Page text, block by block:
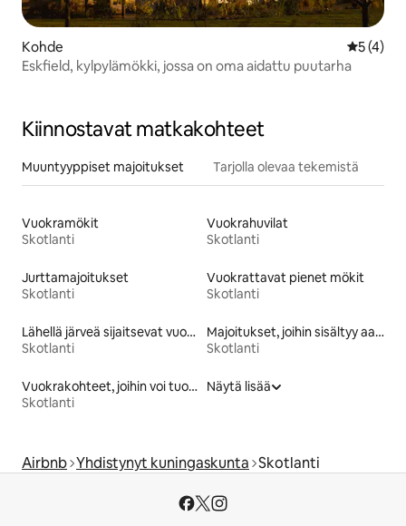
Kohde
5 (4)
Eskfield, kylpylämökki, jossa on oma aidattu puutarha
Kiinnostavat matkakohteet
Muuntyyppiset majoitukset Tarjolla olevaa tekemistä
Vuokramökit
Skotlanti
Vuokrahuvilat
Skotlanti
Jurttamajoitukset
Skotlanti
Vuokrattavat pienet mökit
Skotlanti
Lähellä järveä sijaitsevat vuokrakohteet
Skotlanti
Majoitukset, joihin sisältyy aamiainen
Skotlanti
Vuokrakohteet, joihin voi tuoda lemmikin
Skotlanti
Näytä lisää
Airbnb Yhdistynyt kuningaskunta Skotlanti